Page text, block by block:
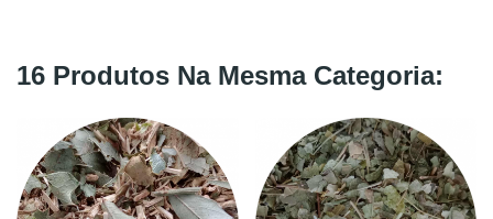
16 Produtos Na Mesma Categoria: